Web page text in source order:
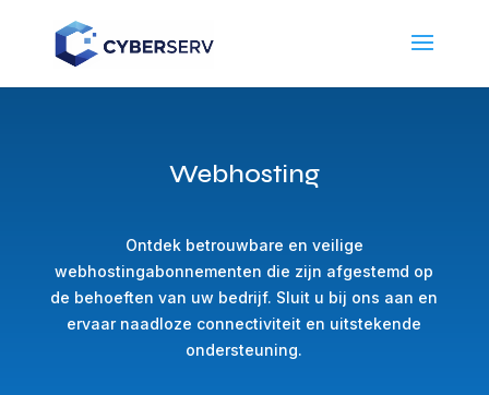
Webhosting
Ontdek betrouwbare en veilige
webhostingabonnementen die zijn afgestemd op
de behoeften van uw bedrijf. Sluit u bij ons aan en
ervaar naadloze connectiviteit en uitstekende
ondersteuning.